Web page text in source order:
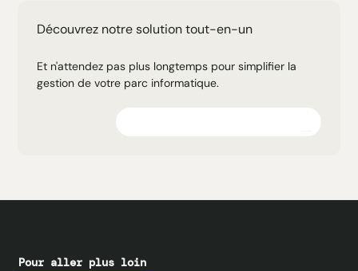
Découvrez notre solution tout-en-un
Et n'attendez pas plus longtemps pour simplifier la
gestion de votre parc informatique.
Pour aller plus loin